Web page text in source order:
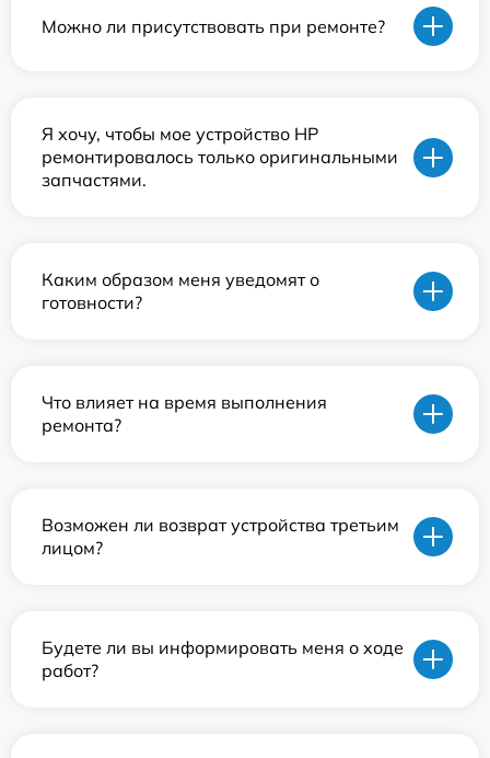
Можно ли присутствовать при ремонте?
Я хочу, чтобы мое устройство HP
ремонтировалось только оригинальными
запчастями.
Каким образом меня уведомят о
готовности?
Что влияет на время выполнения
ремонта?
Возможен ли возврат устройства третьим
лицом?
Будете ли вы информировать меня о ходе
работ?